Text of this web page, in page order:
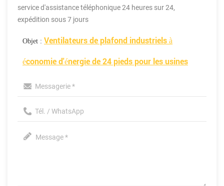
service d'assistance téléphonique 24 heures sur 24,
expédition sous 7 jours
Objet : Ventilateurs de plafond industriels à
économie d'énergie de 24 pieds pour les usines